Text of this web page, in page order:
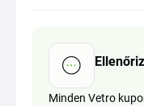
Minden Vetro